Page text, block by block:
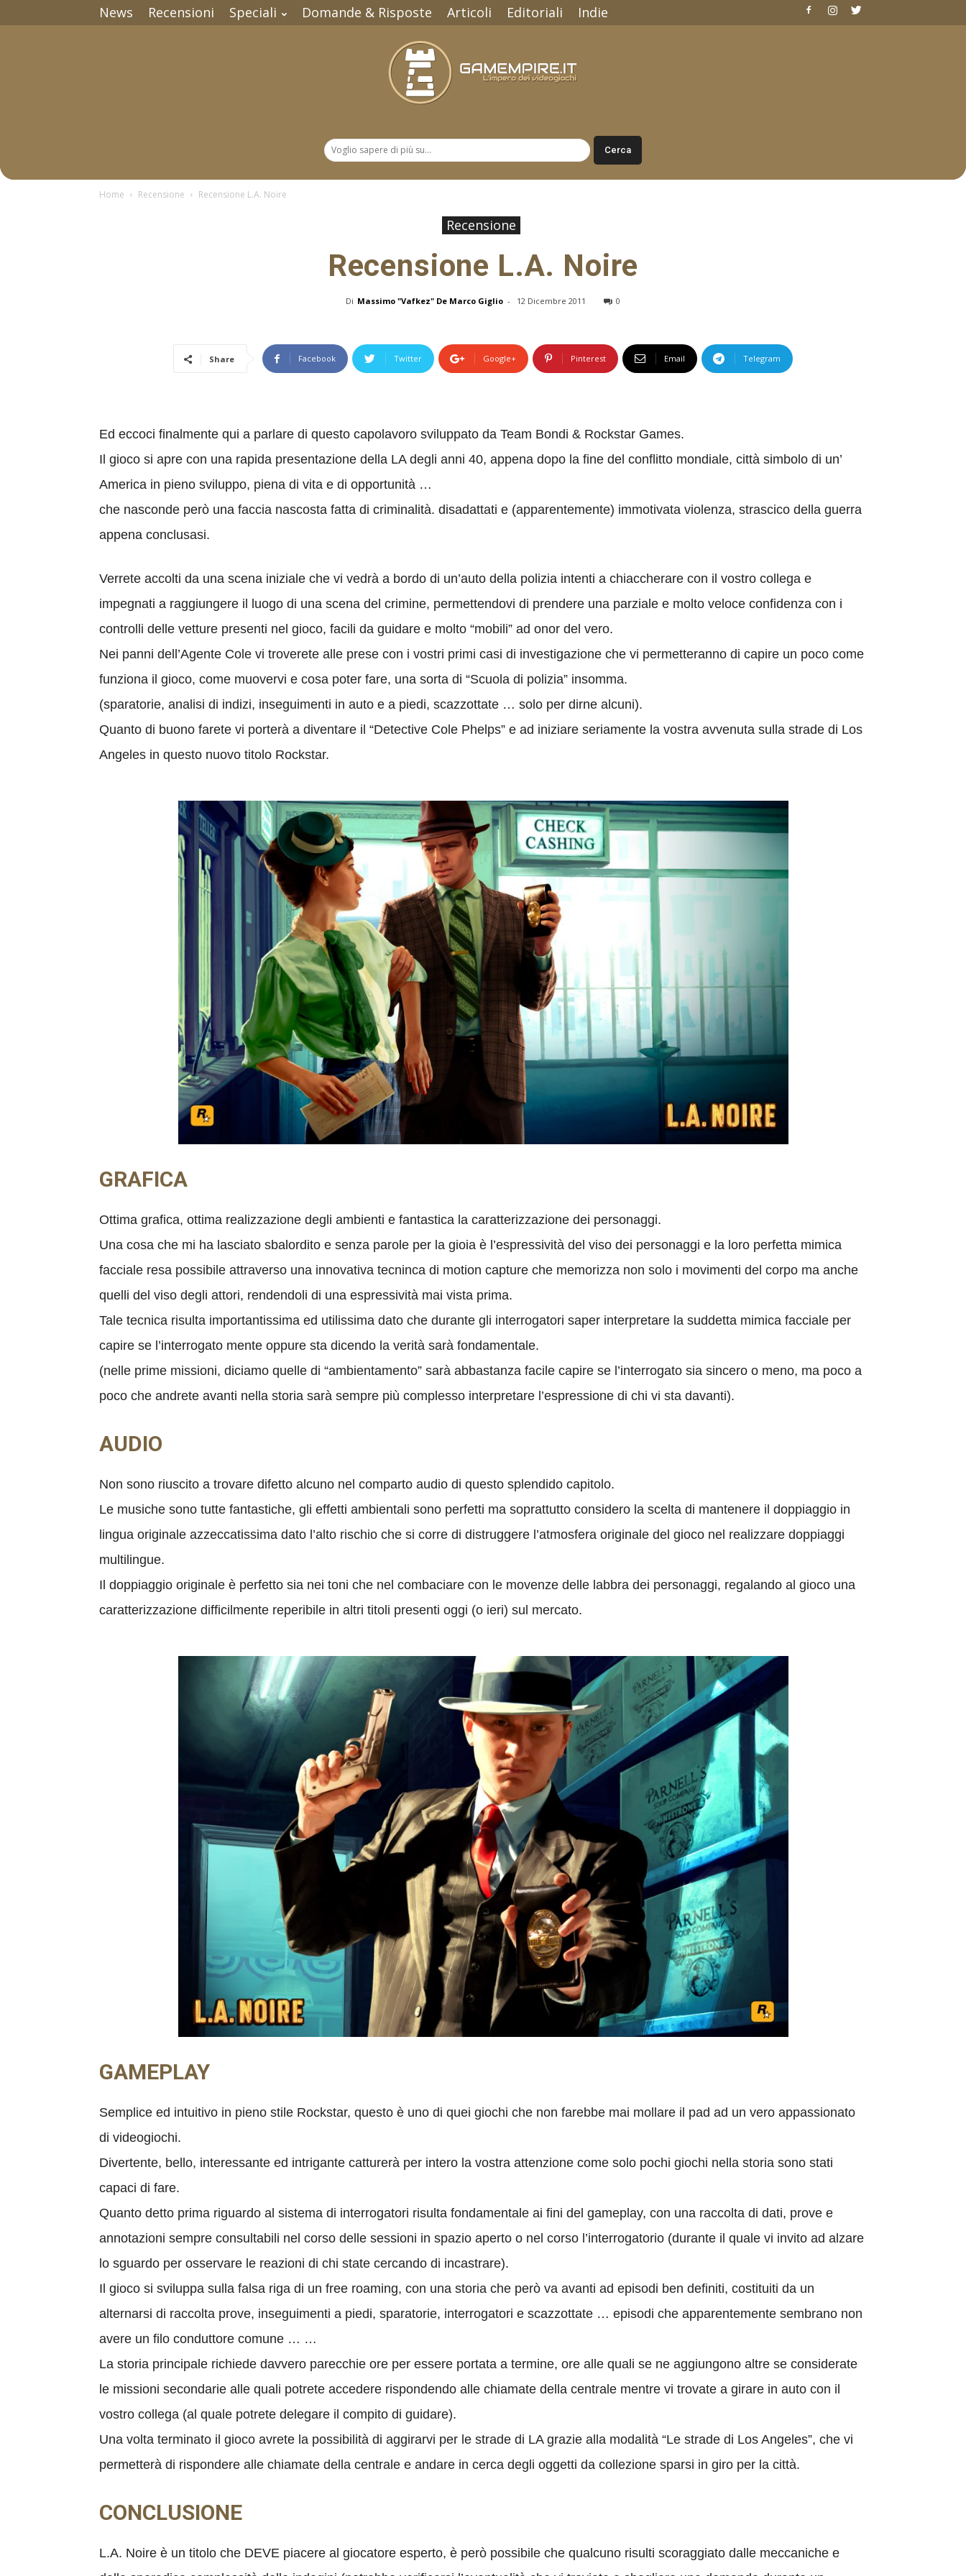
News Recensioni Speciali Domande & Risposte Articoli Editoriali Indie
Home Recensione Recensione L.A. Noire
Recensione
Recensione L.A. Noire
Di Massimo "Vafkez" De Marco Giglio - 12 Dicembre 2011 0
Share Facebook Twitter Google+ Pinterest Email Telegram
Ed eccoci finalmente qui a parlare di questo capolavoro sviluppato da Team Bondi & Rockstar Games.
Il gioco si apre con una rapida presentazione della LA degli anni 40, appena dopo la fine del conflitto mondiale, città simbolo di un’
America in pieno sviluppo, piena di vita e di opportunità …
che nasconde però una faccia nascosta fatta di criminalità. disadattati e (apparentemente) immotivata violenza, strascico della guerra
appena conclusasi.
Verrete accolti da una scena iniziale che vi vedrà a bordo di un’auto della polizia intenti a chiaccherare con il vostro collega e
impegnati a raggiungere il luogo di una scena del crimine, permettendovi di prendere una parziale e molto veloce confidenza con i
controlli delle vetture presenti nel gioco, facili da guidare e molto “mobili” ad onor del vero.
Nei panni dell’Agente Cole vi troverete alle prese con i vostri primi casi di investigazione che vi permetteranno di capire un poco come
funziona il gioco, come muovervi e cosa poter fare, una sorta di “Scuola di polizia” insomma.
(sparatorie, analisi di indizi, inseguimenti in auto e a piedi, scazzottate … solo per dirne alcuni).
Quanto di buono farete vi porterà a diventare il “Detective Cole Phelps” e ad iniziare seriamente la vostra avvenuta sulla strade di Los
Angeles in questo nuovo titolo Rockstar.
GRAFICA
Ottima grafica, ottima realizzazione degli ambienti e fantastica la caratterizzazione dei personaggi.
Una cosa che mi ha lasciato sbalordito e senza parole per la gioia è l’espressività del viso dei personaggi e la loro perfetta mimica
facciale resa possibile attraverso una innovativa tecninca di motion capture che memorizza non solo i movimenti del corpo ma anche
quelli del viso degli attori, rendendoli di una espressività mai vista prima.
Tale tecnica risulta importantissima ed utilissima dato che durante gli interrogatori saper interpretare la suddetta mimica facciale per
capire se l’interrogato mente oppure sta dicendo la verità sarà fondamentale.
(nelle prime missioni, diciamo quelle di “ambientamento” sarà abbastanza facile capire se l’interrogato sia sincero o meno, ma poco a
poco che andrete avanti nella storia sarà sempre più complesso interpretare l’espressione di chi vi sta davanti).
AUDIO
Non sono riuscito a trovare difetto alcuno nel comparto audio di questo splendido capitolo.
Le musiche sono tutte fantastiche, gli effetti ambientali sono perfetti ma soprattutto considero la scelta di mantenere il doppiaggio in
lingua originale azzeccatissima dato l’alto rischio che si corre di distruggere l’atmosfera originale del gioco nel realizzare doppiaggi
multilingue.
Il doppiaggio originale è perfetto sia nei toni che nel combaciare con le movenze delle labbra dei personaggi, regalando al gioco una
caratterizzazione difficilmente reperibile in altri titoli presenti oggi (o ieri) sul mercato.
GAMEPLAY
Semplice ed intuitivo in pieno stile Rockstar, questo è uno di quei giochi che non farebbe mai mollare il pad ad un vero appassionato
di videogiochi.
Divertente, bello, interessante ed intrigante catturerà per intero la vostra attenzione come solo pochi giochi nella storia sono stati
capaci di fare.
Quanto detto prima riguardo al sistema di interrogatori risulta fondamentale ai fini del gameplay, con una raccolta di dati, prove e
annotazioni sempre consultabili nel corso delle sessioni in spazio aperto o nel corso l’interrogatorio (durante il quale vi invito ad alzare
lo sguardo per osservare le reazioni di chi state cercando di incastrare).
Il gioco si sviluppa sulla falsa riga di un free roaming, con una storia che però va avanti ad episodi ben definiti, costituiti da un
alternarsi di raccolta prove, inseguimenti a piedi, sparatorie, interrogatori e scazzottate … episodi che apparentemente sembrano non
avere un filo conduttore comune … …
La storia principale richiede davvero parecchie ore per essere portata a termine, ore alle quali se ne aggiungono altre se considerate
le missioni secondarie alle quali potrete accedere rispondendo alle chiamate della centrale mentre vi trovate a girare in auto con il
vostro collega (al quale potrete delegare il compito di guidare).
Una volta terminato il gioco avrete la possibilità di aggirarvi per le strade di LA grazie alla modalità “Le strade di Los Angeles”, che vi
permetterà di rispondere alle chiamate della centrale e andare in cerca degli oggetti da collezione sparsi in giro per la città.
CONCLUSIONE
L.A. Noire è un titolo che DEVE piacere al giocatore esperto, è però possibile che qualcuno risulti scoraggiato dalle meccaniche e